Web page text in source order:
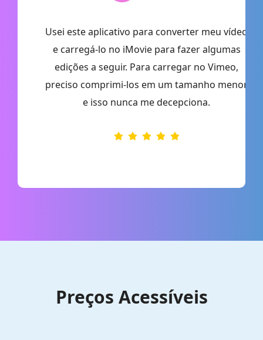
Usei este aplicativo para converter meu vídeo
e carregá-lo no iMovie para fazer algumas
edições a seguir. Para carregar no Vimeo,
preciso comprimi-los em um tamanho menor
e isso nunca me decepciona.
Preços Acessíveis